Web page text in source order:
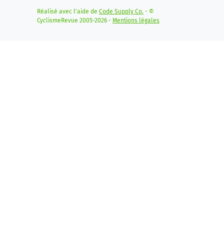
Réalisé avec l'aide de Code Supply Co. - ©
CyclismeRevue 2005-2026 - Mentions légales